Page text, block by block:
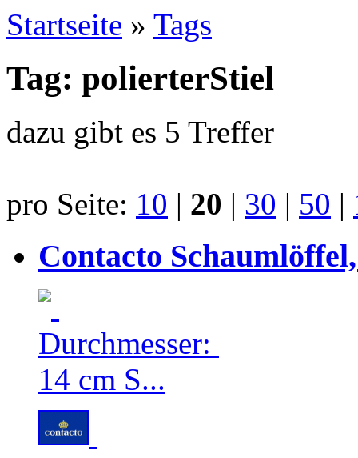
Startseite » Tags
Tag: polierterStiel
dazu gibt es 5 Treffer
pro Seite: 10 | 20 | 30 | 50 |
Contacto